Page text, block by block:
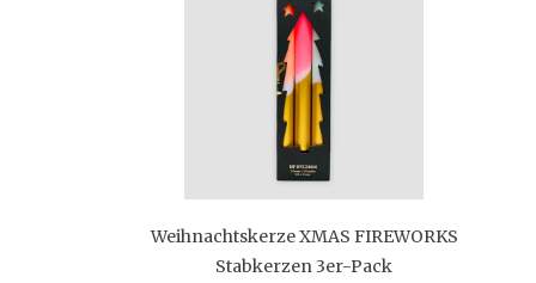
Weihnachtskerze XMAS FIREWORKS
Stabkerzen 3er-Pack